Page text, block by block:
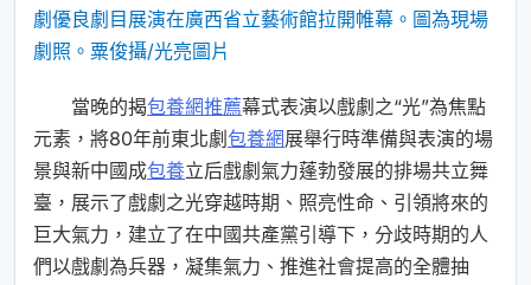
劇優良劇目展演在廣西省立藝術館拉開帷幕。圖為現場
劇照。粟俊攝/光亮圖片
當晚的揭包養網推薦幕式表演以戲劇之“光”為焦點
元素，將80年前東北劇 包養網展舉行時準備與表演的場
景與新中國成包養立后戲劇氣力蓬勃發展的排場共立舞
臺，展示了戲劇之光穿越時期、照亮性命、引領將來的
巨大氣力，建立了在中國共產黨引導下，分歧時期的人
們以戲劇為兵器，凝集氣力、推進社會提高的全體抽